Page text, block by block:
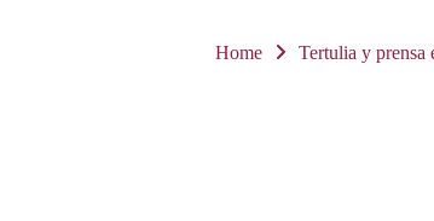
Home Tertulia y prensa